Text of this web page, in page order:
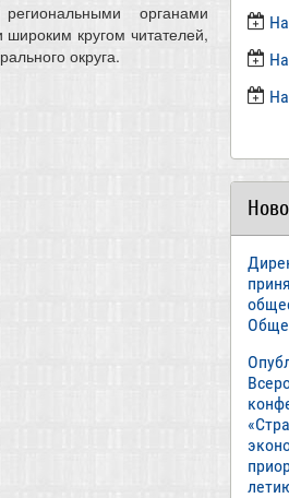
органами
кругом читателей,
округа.